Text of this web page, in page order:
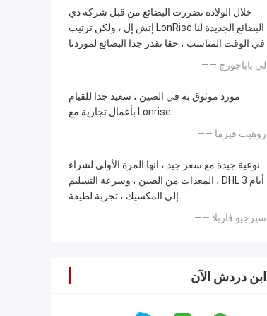
خلال الولادة تضررت البضائع من قبل شركة دي
إتش إل ، ولكن ترتيب LonRise البضائع الجديدة لنا
في الوقت المناسب ، حقا نقدر جدا البضائع لموردنا
—— لي باباجورج
مورد موثوق به في الصين ، سعيد جدا للقيام
بأعمال تجارية مع Lonrise.
—— روهيت فيرما
نوعية جيدة مع سعر جيد ، انها المرة الأولى لشراء
المعدات من الصين ، وسرعة التسليم ، DHL 3 أيام
إلى المكسيك ، تجربة لطيفة.
—— سيرجيو فاريلا
ابن دردش الآن